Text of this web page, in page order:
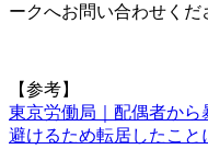
ークへお問い合わせくだ
【参考】
東京労働局｜配偶者か
避けるため転居したこ